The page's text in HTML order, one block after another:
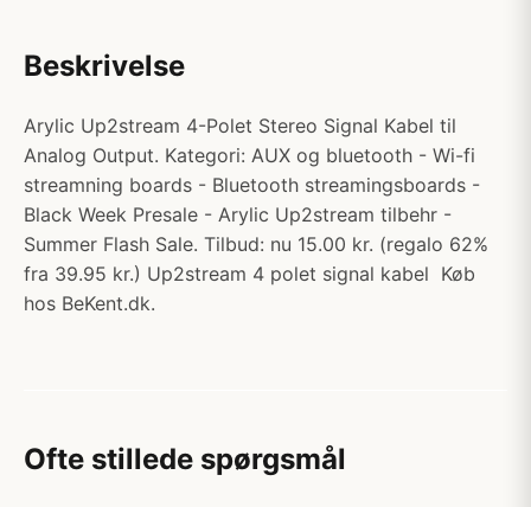
Beskrivelse
Arylic Up2stream 4-Polet Stereo Signal Kabel til
Analog Output. Kategori: AUX og bluetooth - Wi-fi
streamning boards - Bluetooth streamingsboards -
Black Week Presale - Arylic Up2stream tilbehr -
Summer Flash Sale. Tilbud: nu 15.00 kr. (regalo 62%
fra 39.95 kr.) Up2stream 4 polet signal kabel Køb
hos BeKent.dk.
Ofte stillede spørgsmål